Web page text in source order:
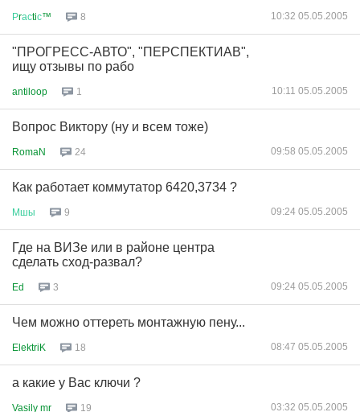
Рrасtiс™ 8 10:32 05.05.2005
"ПРОГРЕСС-АВТО", "ПЕРСПЕКТИАВ",
ищу отзывы по рабо
antiloop 1 10:11 05.05.2005
Вопрос Виктору (ну и всем тоже)
RomaN 24 09:58 05.05.2005
Как работает коммутатор 6420,3734 ?
Мшы 9 09:24 05.05.2005
Где на ВИЗе или в районе центра
сделать сход-развал?
Ed 3 09:24 05.05.2005
Чем можно оттереть монтажную пену...
ElektriK 18 08:47 05.05.2005
а какие у Вас ключи ?
Vasily mr 19 03:32 05.05.2005